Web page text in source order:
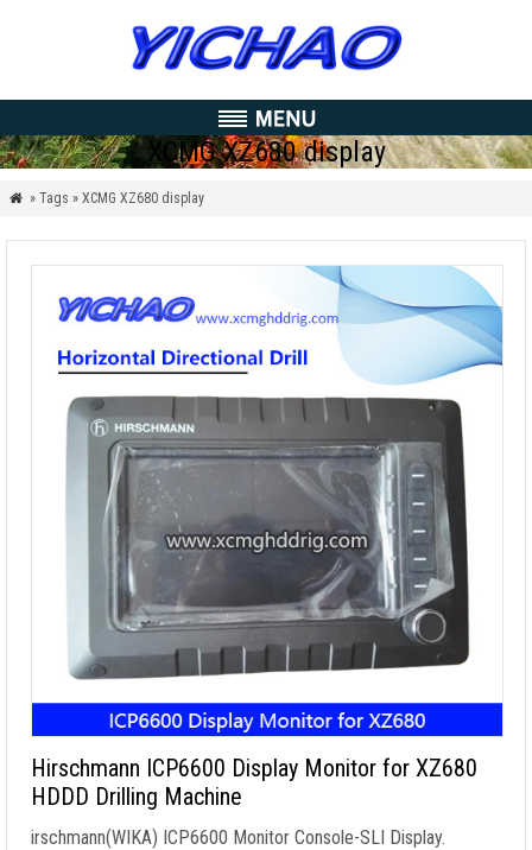
XCMG XZ680 display
 » Tags » XCMG XZ680 display
Hirschmann ICP6600 Display Monitor for XZ680
HDDD Drilling Machine
irschmann(WIKA) ICP6600 Monitor Console-SLI Display.